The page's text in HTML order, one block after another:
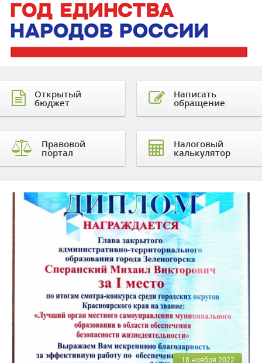
Открытый
бюджет
Правовой
портал
Написать
обращение
Налоговый
калькулятор
18 ноября 2022